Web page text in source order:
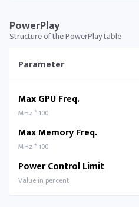
PowerPlay
Structure of the PowerPlay table
Parameter
Max GPU Freq.
MHz * 100
Max Memory Freq.
MHz * 100
Power Control Limit
Value in percent